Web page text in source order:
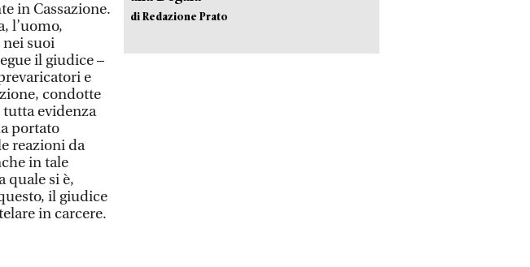
in Cassazione.
l’uomo,
nei suoi
il giudice –
e
condotte
evidenza
portato
reazioni da
in tale
quale si è,
il giudice
in carcere.
di Redazione Prato